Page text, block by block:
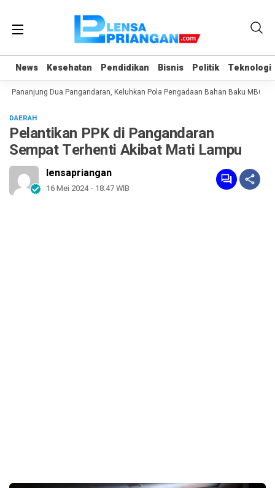
News Kesehatan Pendidikan Bisnis Politik Teknologi
News Kesehatan Pendidikan Bisnis Politik Teknologi
Pananjung Dua Pangandaran, Keluhkan Pola Pengadaan Bahan Baku MBG
DAERAH
Pelantikan PPK di Pangandaran
Sempat Terhenti Akibat Mati Lampu
lensapriangan
16 Mei 2024 - 18:47 WIB